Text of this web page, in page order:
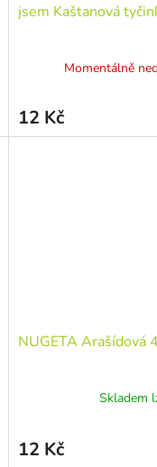
jsem Kaštanová
Momentálně
12 Kč
NUGETA Arašídová
Skladem
12 Kč